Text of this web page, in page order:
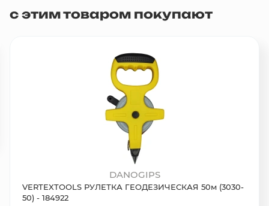
с этим товаром покупают
DANOGIPS
VERTEXTOOLS РУЛЕТКА ГЕОДЕЗИЧЕСКАЯ 50м (3030-
50) - 184922